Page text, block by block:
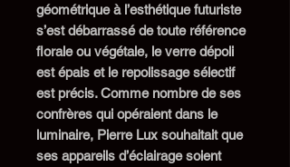
géométrique à l’esthétique futuriste
s’est débarrassé de toute référence
florale ou végétale, le verre dépoli
est épais etle repolissage sélectif
est précis. Comme nombre de ses
confrères qui opéraient dans le
luminaire, Pierre Lux souhaitait que
ses appareils d’éclairage soient